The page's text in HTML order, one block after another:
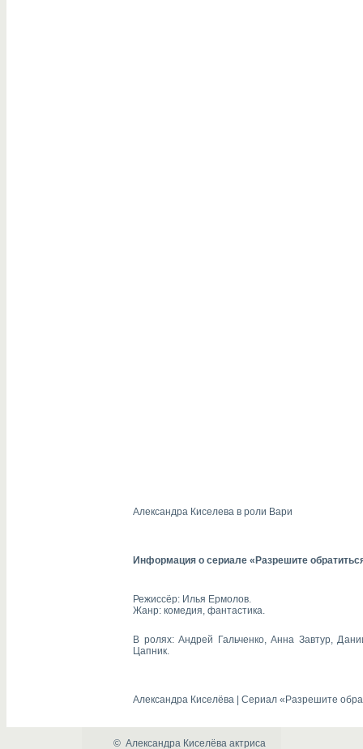
Александра Киселева в роли Вари
Информация о сериале «Разрешите
Режиссёр: Илья Ермолов.
Жанр: комедия, фантастика.
В ролях: Андрей Гальченко, Анна Завтур,
Цапник.
Александра Киселёва | Сериал «Разрешите
© Александра Киселёва актриса